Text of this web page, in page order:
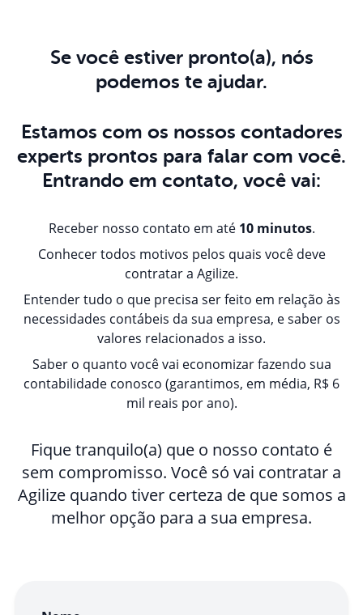
Se você estiver pronto(a), nós
podemos te ajudar.
Estamos com os nossos contadores
experts prontos para falar com você.
Entrando em contato, você vai:
Receber nosso contato em até 10 minutos.
Conhecer todos motivos pelos quais você deve
contratar a Agilize.
Entender tudo o que precisa ser feito em relação às
necessidades contábeis da sua empresa, e saber os
valores relacionados a isso.
Saber o quanto você vai economizar fazendo sua
contabilidade conosco (garantimos, em média, R$ 6
mil reais por ano).
Fique tranquilo(a) que o nosso contato é
sem compromisso. Você só vai contratar a
Agilize quando tiver certeza de que somos a
melhor opção para a sua empresa.